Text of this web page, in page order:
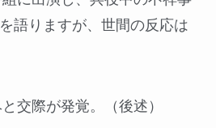
語りますが、世間の反応は
交際が発覚。（後述）